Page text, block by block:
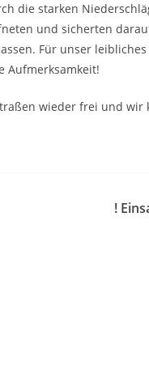
die starken
und sicherten
Für unser
Aufmerksamkeit!
wieder frei und wir
!